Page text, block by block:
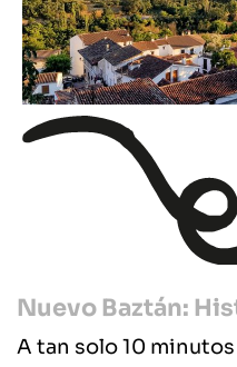
Nuevo Baztán:
A tan solo 10